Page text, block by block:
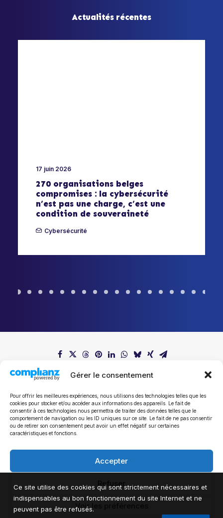
Gérer le consentement
Pour offrir les meilleures expériences, nous utilisons des technologies telles que les
cookies pour stocker et/ou accéder aux informations des appareils. Le fait de
consentir à ces technologies nous permettra de traiter des données telles que le
comportement de navigation ou les ID uniques sur ce site. Le fait de ne pas consentir
ou de retirer son consentement peut avoir un effet négatif sur certaines
caractéristiques et fonctions.
Accepter
Refuser
Voir les préférences
Actualités récentes
17 juin 2026
270 organisations belges
compromises : la cybersécurité
n’est pas une charge, c’est une
condition de souveraineté
Cybersécurité
Tous les communiqués de presse
© 2024 Mathieu Michel.Tous droits réservés.
Ce site utilise des cookies qui sont strictement nécessaires et
indispensables au bon fonctionnement du site Internet et ne
peuvent pas être refusés.